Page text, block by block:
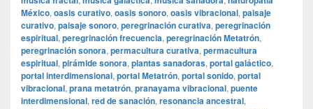
México, oasis curativo, oasis sonoro, oasis vibracional, paisaje
curativo, paisaje sonoro, peregrinación curativa, peregrinación
espiritual, peregrinación frecuencia, peregrinación Metatrón,
peregrinación sonora, permacultura curativa, permacultura
espiritual, pirámide sonora, plantas sanadoras, portal galáctico,
portal interdimensional, portal Metatrón, portal sonido, portal
vibracional, prana metatrón, pranayama vibracional, puente
interdimensional, red de sanación, resonancia ancestral,